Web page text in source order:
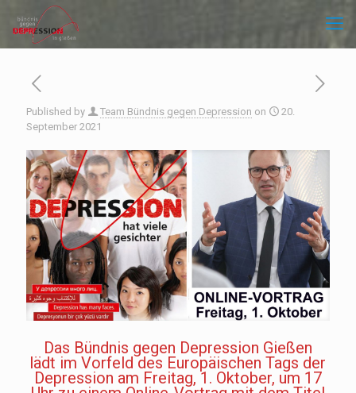
Published by Team Bündnis gegen Depression on
20.
September 2021
Das Bündnis gegen Depression Gießen
lädt im Vorfeld des Europäischen Tags der
Depression am Freitag, 1. Oktober, um 17